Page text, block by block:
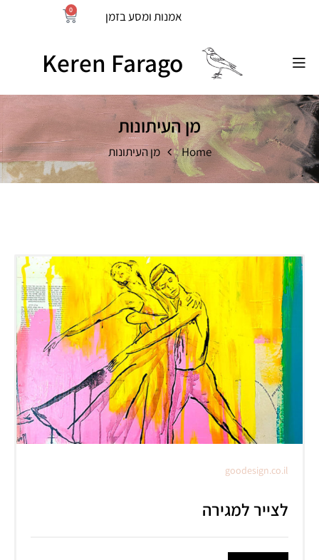
אמנות ומסע בזמן 0
Keren Farago
מן העיתונות
Home מן העיתונות
goodesign.co.il
לצייר למגירה